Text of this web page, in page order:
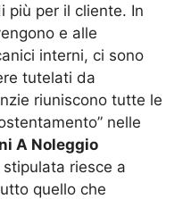
più per il cliente. In
e alle
interni, ci sono
tutelati da
riuniscono tutte le
nelle
A Noleggio
stipulata riesce a
quello che